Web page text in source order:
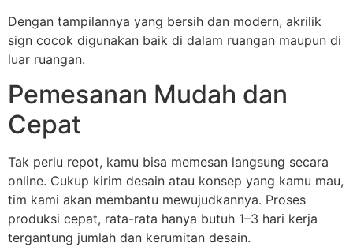
Dengan tampilannya yang bersih dan modern, akrilik
sign cocok digunakan baik di dalam ruangan maupun di
luar ruangan.
Pemesanan Mudah dan
Cepat
Tak perlu repot, kamu bisa memesan langsung secara
online. Cukup kirim desain atau konsep yang kamu mau,
tim kami akan membantu mewujudkannya. Proses
produksi cepat, rata-rata hanya butuh 1–3 hari kerja
tergantung jumlah dan kerumitan desain.